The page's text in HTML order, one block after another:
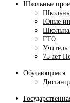
Школьные
Юные
ГТО
Учитель
75 лет
Обучающимся